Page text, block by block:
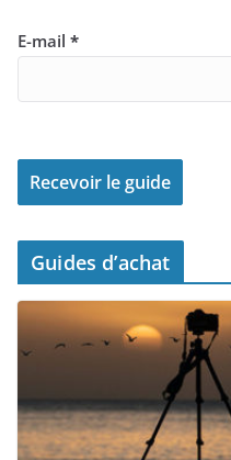
E-mail *
Guides d’achat